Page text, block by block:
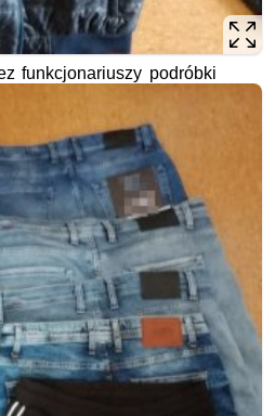
funkcjonariuszy podróbki